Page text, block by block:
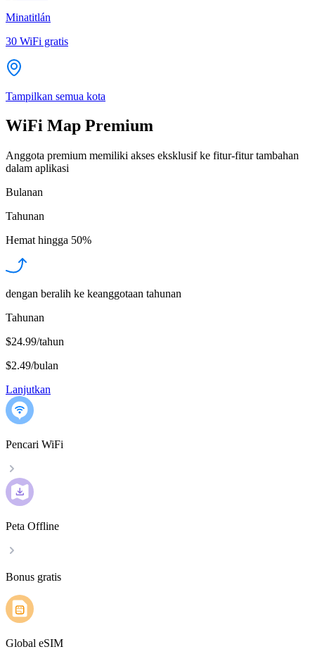
Minatitlán
30 WiFi gratis
Tampilkan semua kota
WiFi Map Premium
Anggota premium memiliki akses eksklusif ke fitur-fitur tambahan
dalam aplikasi
Bulanan
Tahunan
Hemat hingga 50%
dengan beralih ke keanggotaan tahunan
Tahunan
$24.99/tahun
$2.49/bulan
Lanjutkan
Pencari WiFi
Peta Offline
Bonus gratis
Global eSIM